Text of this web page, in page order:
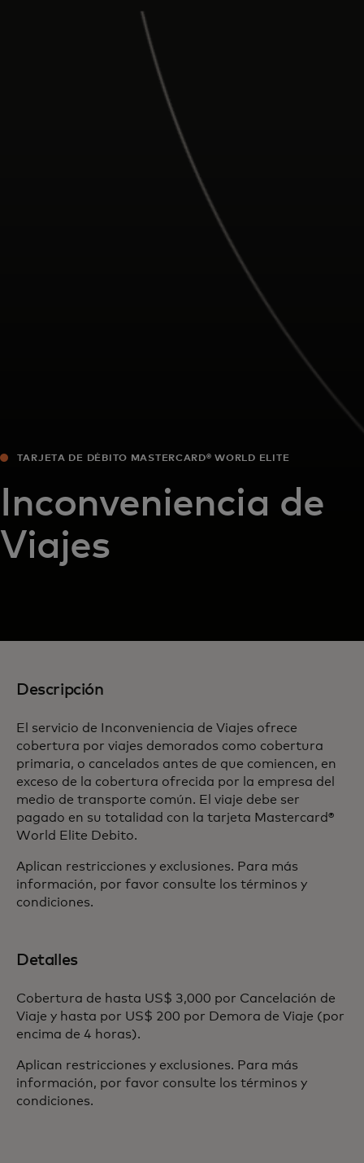
Para empresas
TARJETA DE DÉBITO MASTERCARD® WORLD ELITE
Inconveniencia de
Viajes
Descripción
El servicio de Inconveniencia de Viajes ofrece
cobertura por viajes demorados como cobertura
primaria, o cancelados antes de que comiencen, en
exceso de la cobertura ofrecida por la empresa del
medio de transporte común. El viaje debe ser
pagado en su totalidad con la tarjeta Mastercard®
World Elite Debito.
Aplican restricciones y exclusiones. Para más
información, por favor consulte los términos y
condiciones.
Detalles
Cobertura de hasta US$ 3,000 por Cancelación de
Viaje y hasta por US$ 200 por Demora de Viaje (por
encima de 4 horas).
Aplican restricciones y exclusiones. Para más
información, por favor consulte los términos y
condiciones.